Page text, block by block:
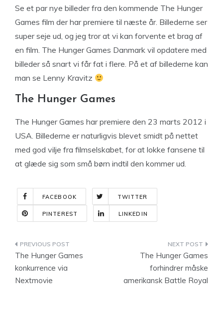
Se et par nye billeder fra den kommende The Hunger
Games film der har premiere til næste år. Billederne ser
super seje ud, og jeg tror at vi kan forvente et brag af
en film. The Hunger Games Danmark vil opdatere med
billeder så snart vi får fat i flere. På et af billederne kan
man se Lenny Kravitz
The Hunger Games
The Hunger Games har premiere den 23 marts 2012 i
USA. Billederne er naturligvis blevet smidt på nettet
med god vilje fra filmselskabet, for at lokke fansene til
at glæde sig som små børn indtil den kommer ud.
FACEBOOK TWITTER
PINTEREST LINKEDIN
Indlægsnavigation
The Hunger Games
konkurrence via
Nextmovie
The Hunger Games
forhindrer måske
amerikansk Battle Royal